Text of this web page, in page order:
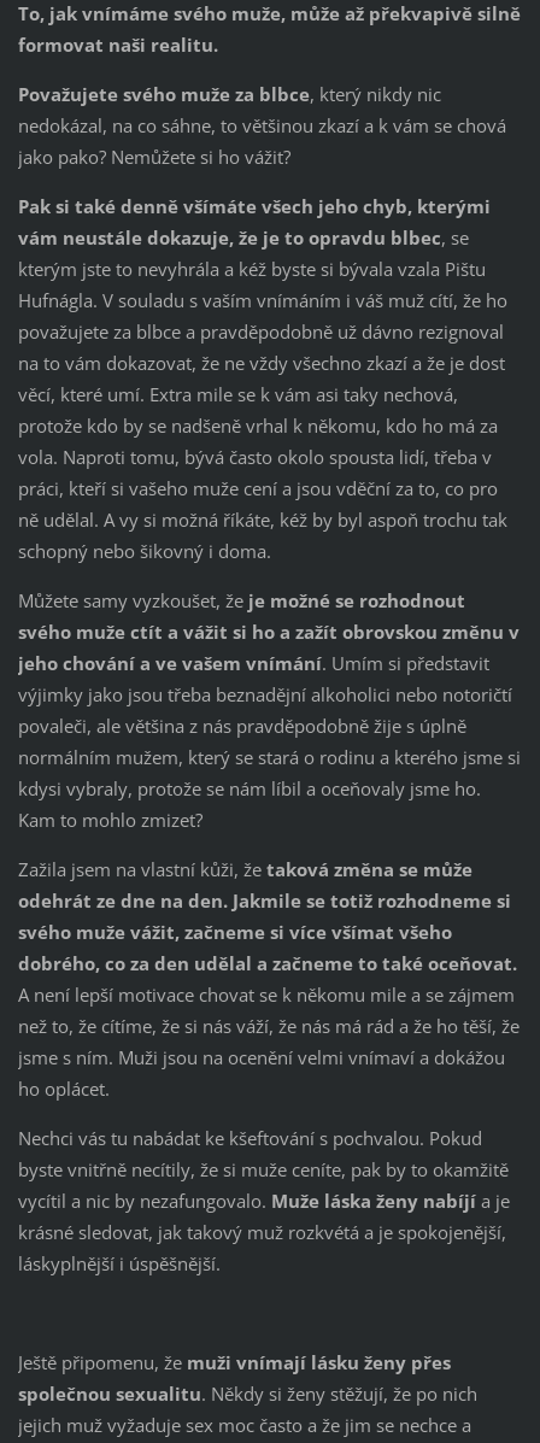
To, jak vnímáme svého muže, může až překvapivě silně
formovat naši realitu.
Považujete svého muže za blbce, který nikdy nic
nedokázal, na co sáhne, to většinou zkazí a k vám se chová
jako pako? Nemůžete si ho vážit?
Pak si také denně všímáte všech jeho chyb, kterými
vám neustále dokazuje, že je to opravdu blbec, se
kterým jste to nevyhrála a kéž byste si bývala vzala Pištu
Hufnágla. V souladu s vaším vnímáním i váš muž cítí, že ho
považujete za blbce a pravděpodobně už dávno rezignoval
na to vám dokazovat, že ne vždy všechno zkazí a že je dost
věcí, které umí. Extra mile se k vám asi taky nechová,
protože kdo by se nadšeně vrhal k někomu, kdo ho má za
vola. Naproti tomu, bývá často okolo spousta lidí, třeba v
práci, kteří si vašeho muže cení a jsou vděční za to, co pro
ně udělal. A vy si možná říkáte, kéž by byl aspoň trochu tak
schopný nebo šikovný i doma.
Můžete samy vyzkoušet, že je možné se rozhodnout
svého muže ctít a vážit si ho a zažít obrovskou změnu v
jeho chování a ve vašem vnímání. Umím si představit
výjimky jako jsou třeba beznadějní alkoholici nebo notoričtí
povaleči, ale většina z nás pravděpodobně žije s úplně
normálním mužem, který se stará o rodinu a kterého jsme si
kdysi vybraly, protože se nám líbil a oceňovaly jsme ho.
Kam to mohlo zmizet?
Zažila jsem na vlastní kůži, že taková změna se může
odehrát ze dne na den. Jakmile se totiž rozhodneme si
svého muže vážit, začneme si více všímat všeho
dobrého, co za den udělal a začneme to také oceňovat.
A není lepší motivace chovat se k někomu mile a se zájmem
než to, že cítíme, že si nás váží, že nás má rád a že ho těší, že
jsme s ním. Muži jsou na ocenění velmi vnímaví a dokážou
ho oplácet.
Nechci vás tu nabádat ke kšeftování s pochvalou. Pokud
byste vnitřně necítily, že si muže ceníte, pak by to okamžitě
vycítil a nic by nezafungovalo. Muže láska ženy nabíjí a je
krásné sledovat, jak takový muž rozkvétá a je spokojenější,
láskyplnější i úspěšnější.
Ještě připomenu, že muži vnímají lásku ženy přes
společnou sexualitu. Někdy si ženy stěžují, že po nich
jejich muž vyžaduje sex moc často a že jim se nechce a